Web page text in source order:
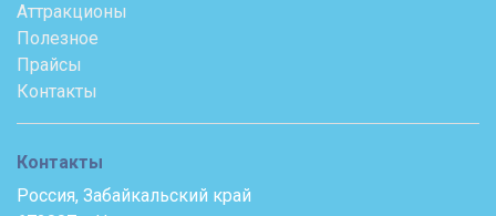
Аттракционы
Полезное
Прайсы
Контакты
Контакты
Россия, Забайкальский край